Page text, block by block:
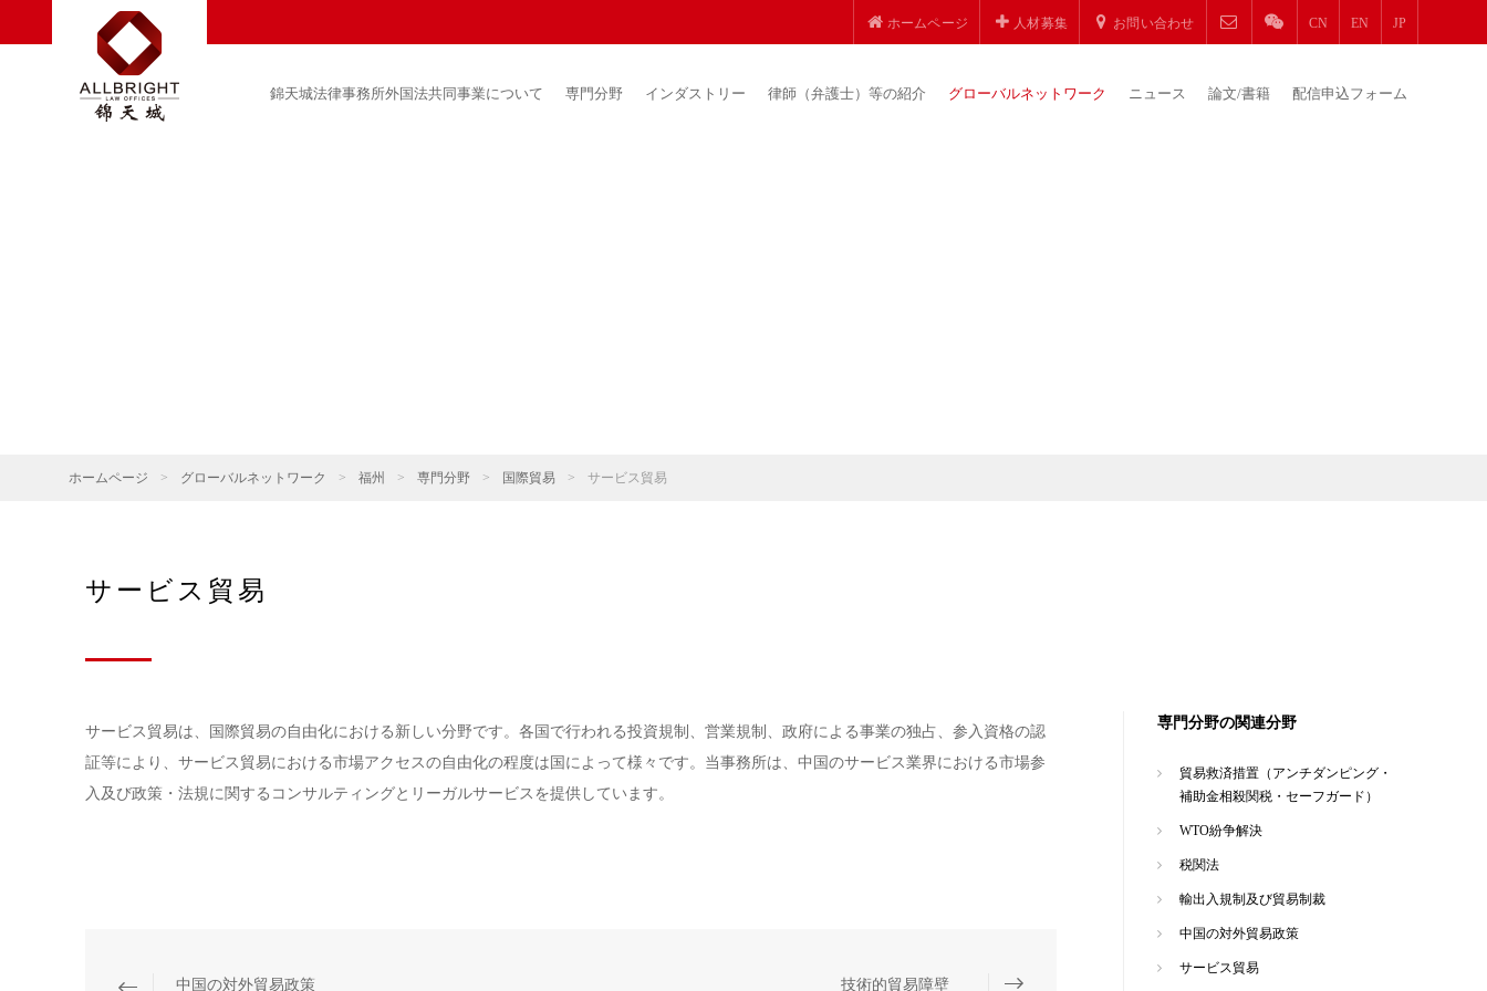
ホームページ 人材募集 お問い合わせ CN EN JP
錦天城法律事務所外国法共同事業について 専門分野 インダストリー 律師（弁護士）等の紹介 グローバルネットワーク ニュース 論文/書籍 配信申込フォーム
ホームページ > グローバルネットワーク > 福州 > 専門分野 > 国際貿易 > サービス貿易
サービス貿易
サービス貿易は、国際貿易の自由化における新しい分野です。各国で行われる投資規制、営業規制、政府による事業の独占、参入資格の認
証等により、サービス貿易における市場アクセスの自由化の程度は国によって様々です。当事務所は、中国のサービス業界における市場参
入及び政策・法規に関するコンサルティングとリーガルサービスを提供しています。
中国の対外貿易政策 技術的貿易障壁
専門分野の関連分野
貿易救済措置（アンチダンピング・
補助金相殺関税・セーフガード）
WTO紛争解決
税関法
輸出入規制及び貿易制裁
中国の対外貿易政策
サービス貿易